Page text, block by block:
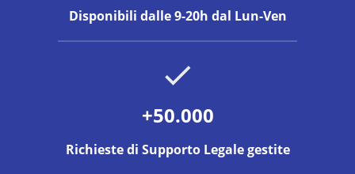
Disponibili dalle 9-20h dal Lun-Ven
+50.000
Richieste di Supporto Legale gestite